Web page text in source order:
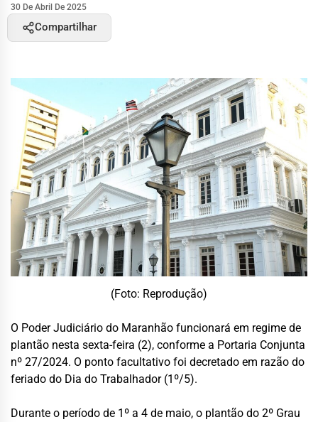
30 De Abril De 2025
Compartilhar
(Foto: Reprodução)
O Poder Judiciário do Maranhão funcionará em regime de
plantão nesta sexta-feira (2), conforme a Portaria Conjunta
nº 27/2024. O ponto facultativo foi decretado em razão do
feriado do Dia do Trabalhador (1º/5).
Durante o período de 1º a 4 de maio, o plantão do 2º Grau